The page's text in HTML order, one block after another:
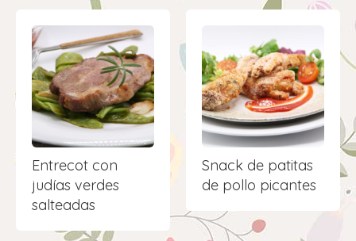
Entrecot con
judías verdes
salteadas
Snack de patitas
de pollo picantes